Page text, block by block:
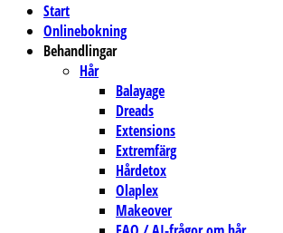
Start
Onlinebokning
Behandlingar
Hår
Balayage
Dreads
Extensions
Extremfärg
Hårdetox
Olaplex
Makeover